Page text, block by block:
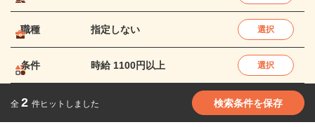
職種 指定しない 選択
条件 時給 1100円以上 選択
全 2 件ヒットしました 検索条件を保存